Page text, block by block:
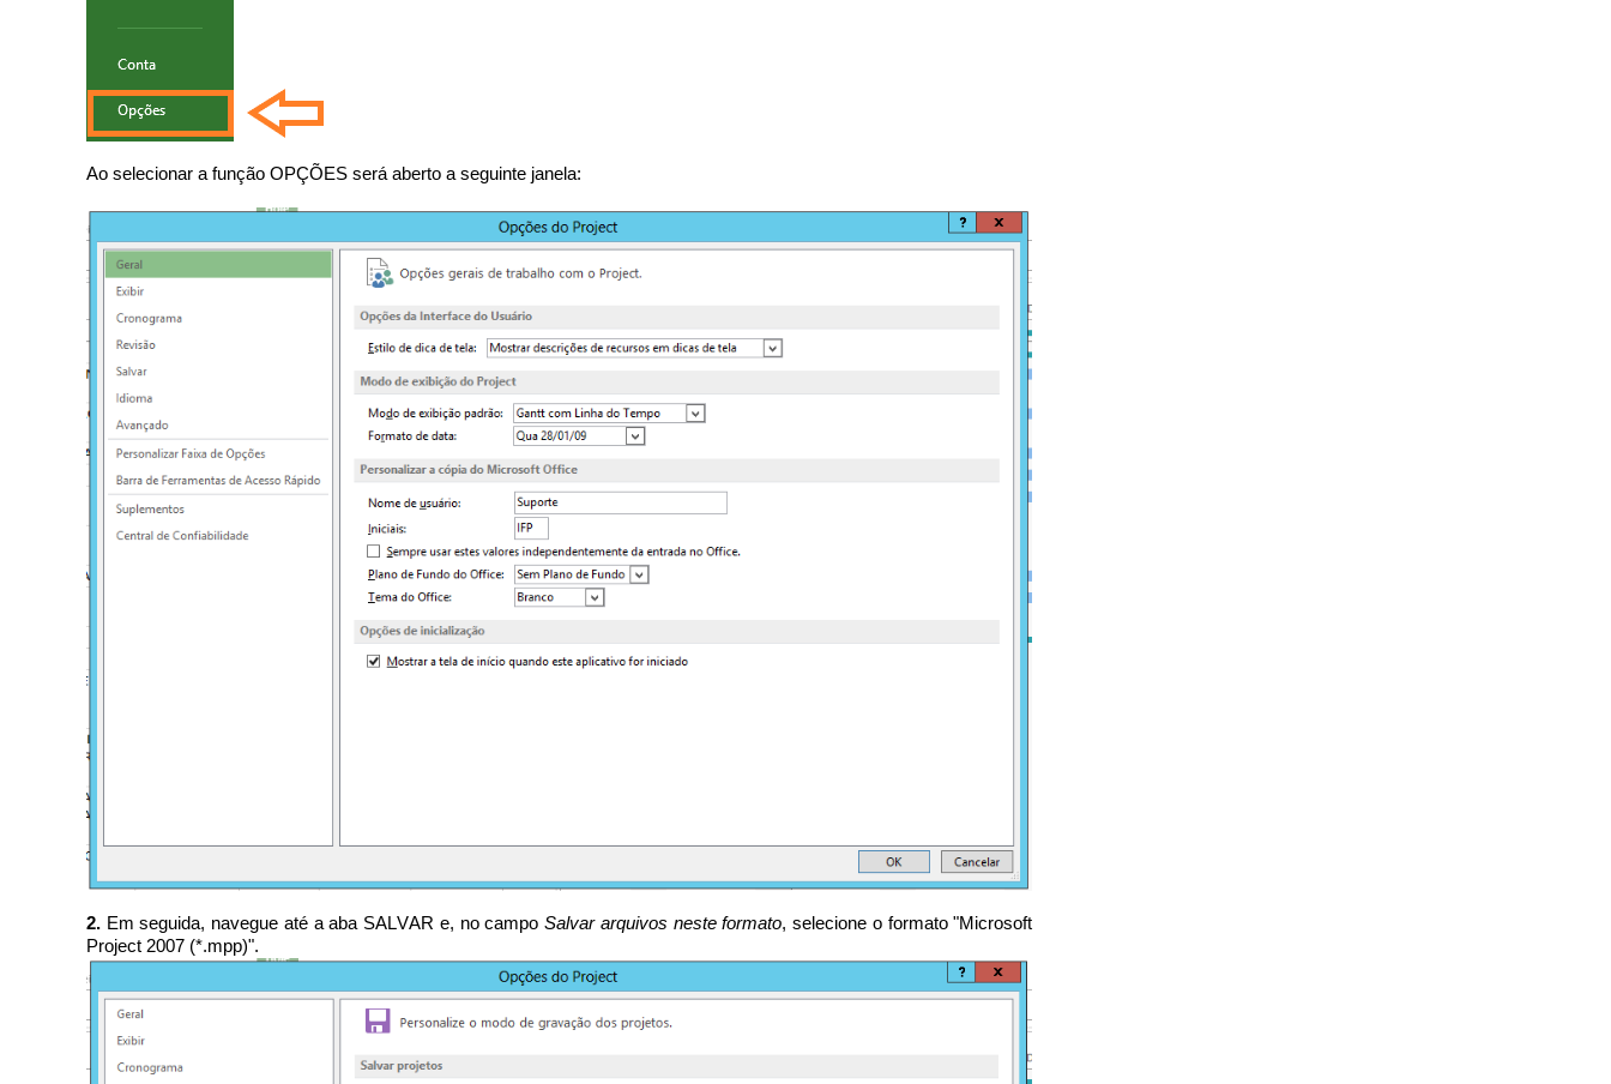
Ao selecionar a função OPÇÕES será aberto a seguinte janela:
2. Em seguida, navegue até a aba SALVAR e, no campoSalvar arquivos neste formato, selecione o formato "Microsoft
Project 2007 (*.mpp)".